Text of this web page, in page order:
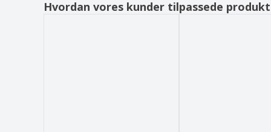
Hvordan vores kunder tilpassede